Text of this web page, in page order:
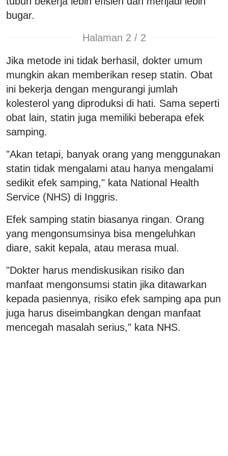
bugar.
Halaman 2 / 2
Jika metode ini tidak berhasil, dokter umum
mungkin akan memberikan resep statin. Obat
ini bekerja dengan mengurangi jumlah
kolesterol yang diproduksi di hati. Sama seperti
obat lain, statin juga memiliki beberapa efek
samping.
"Akan tetapi, banyak orang yang menggunakan
statin tidak mengalami atau hanya mengalami
sedikit efek samping," kata National Health
Service (NHS) di Inggris.
Efek samping statin biasanya ringan. Orang
yang mengonsumsinya bisa mengeluhkan
diare, sakit kepala, atau merasa mual.
"Dokter harus mendiskusikan risiko dan
manfaat mengonsumsi statin jika ditawarkan
kepada pasiennya, risiko efek samping apa pun
juga harus diseimbangkan dengan manfaat
mencegah masalah serius," kata NHS.